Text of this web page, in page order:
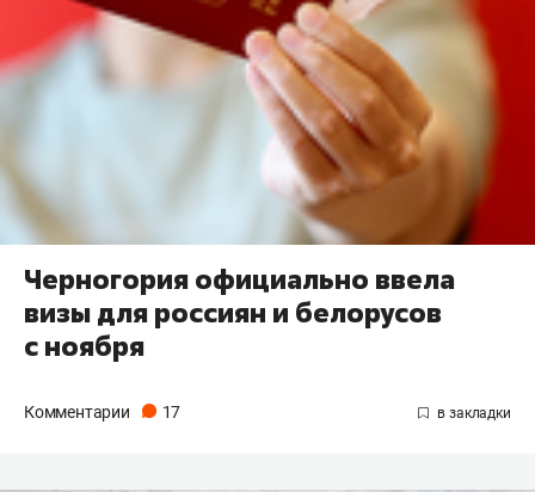
Черногория официально ввела
визы для россиян и белорусов
с ноября
Комментарии 17